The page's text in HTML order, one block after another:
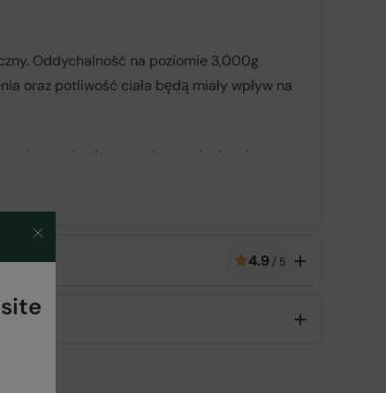
Oddychalność na poziomie 3,000g
oraz potliwość ciała będą miały wpływ na
ochrony tkaniny przed strzępieniem i
4.9 / 5